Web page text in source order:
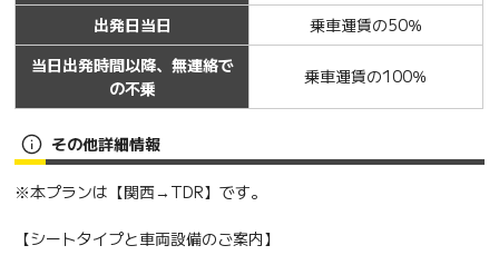
出発日当日
乗車運賃の50％
当日出発時間以降、無連絡で
の不乗
乗車運賃の100％
その他詳細情報
※本プランは【関西→TDR】です。
【シートタイプと車両設備のご案内】